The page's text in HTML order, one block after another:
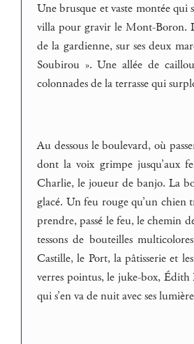
Une brusque et vaste montée
villa pour gravir le Mont-Boron.
de la gardienne, sur ses deux
Soubirou ». Une allée de
colonnades de la terrasse qui
Au dessous le boulevard, où
dont la voix grimpe jusqu’aux
Charlie, le joueur de banjo. La
glacé. Un feu rouge qu’un chien
prendre, passé le feu, le chemin
tessons de bouteilles
Castille, le Port, la pâtisserie et
verres pointus, le juke-box, Édith
qui s’en va de nuit avec ses